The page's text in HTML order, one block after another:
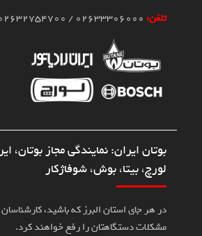
نمایندگی مجاز بوتان، ایران رادیاتور،
بوش، شوفاژکار
استان البرز که باشید، کارشناسان ما در محل شما
را رفع خواهند کرد.